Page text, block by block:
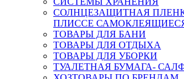
СОЛНЦЕЗАЩИТНАЯ
ПЛИССЕ
ТОВАРЫ ДЛЯ БАНИ
ТОВАРЫ ДЛЯ ОТДЫХА
ТОВАРЫ ДЛЯ УБОРКИ
ТУАЛЕТНАЯ БУМАГА-